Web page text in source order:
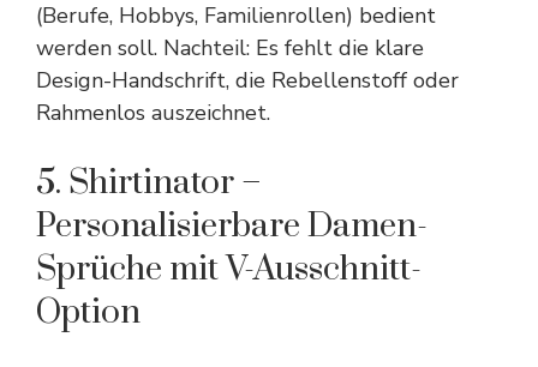
(Berufe, Hobbys, Familienrollen) bedient
werden soll. Nachteil: Es fehlt die klare
Design-Handschrift, die Rebellenstoff oder
Rahmenlos auszeichnet.
5. Shirtinator –
Personalisierbare Damen-
Sprüche mit V-Ausschnitt-
Option